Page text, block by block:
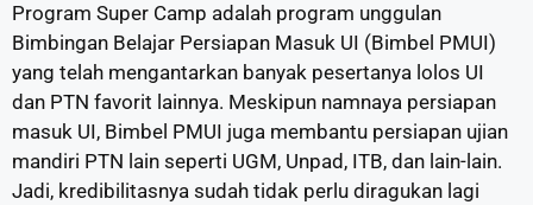
Program Super Camp adalah program unggulan
Bimbingan Belajar Persiapan Masuk UI (Bimbel PMUI)
yang telah mengantarkan banyak pesertanya lolos UI
dan PTN favorit lainnya. Meskipun namnaya persiapan
masuk UI, Bimbel PMUI juga membantu persiapan ujian
mandiri PTN lain seperti UGM, Unpad, ITB, dan lain-lain.
Jadi, kredibilitasnya sudah tidak perlu diragukan lagi